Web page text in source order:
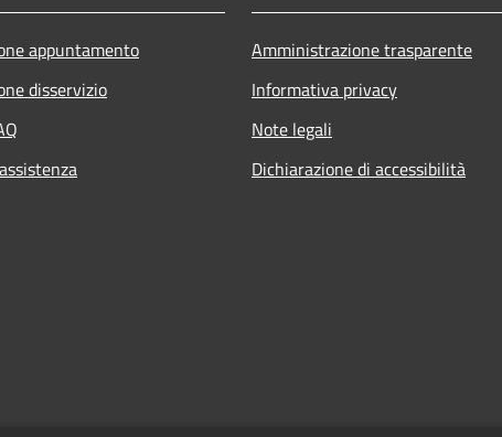
appuntamento
disservizio
Amministrazione trasparente
Informativa privacy
Note legali
Dichiarazione di accessibilità